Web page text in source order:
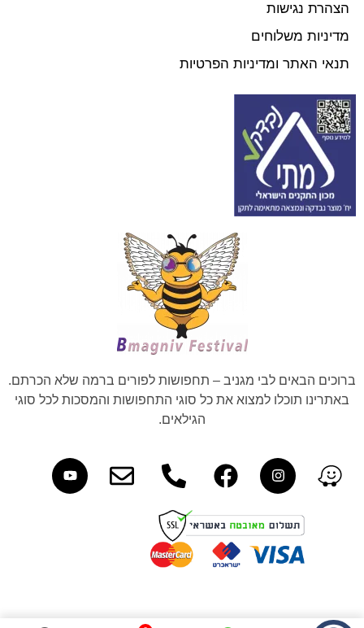
הצהרת נגישות
מדיניות משלוחים
תנאי האתר ומדיניות הפרטיות
ברוכים הבאים לבי מגניב – תחפושות לפורים ברמה שלא הכרתם.
באתרינו תוכלו למצוא את כל סוגי התחפושות והמסכות לכל סוגי
הגילאים.